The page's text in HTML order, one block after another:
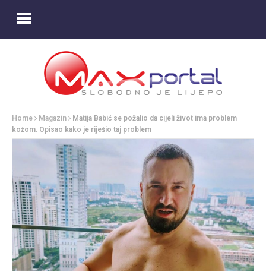
Home Magazin
Matija Babić se požalio da cijeli život ima problem
kožom. Opisao kako je riješio taj problem